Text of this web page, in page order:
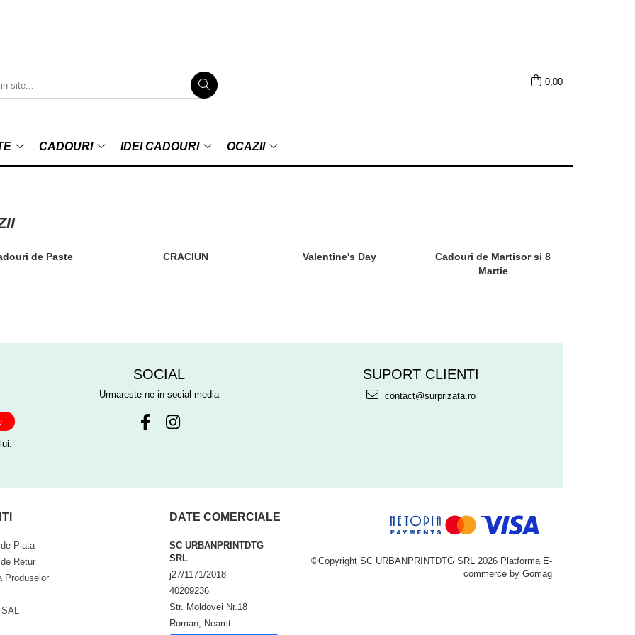
0,00
CADOURI IDEI CADOURI OCAZII
de Paste CRACIUN Valentine's Day
Cadouri de Martisor si 8
Martie
SOCIAL
Urmareste-ne in social media
SUPORT CLIENTI
contact@surprizata.ro
Plata
Retur
Produselor
DATE COMERCIALE
SC URBANPRINTDTG
SRL
j27/1171/2018
40209236
Str. Moldovei Nr.18
Roman, Neamt
©Copyright SC URBANPRINTDTG SRL 2026 Platforma E-
commerce by Gomag